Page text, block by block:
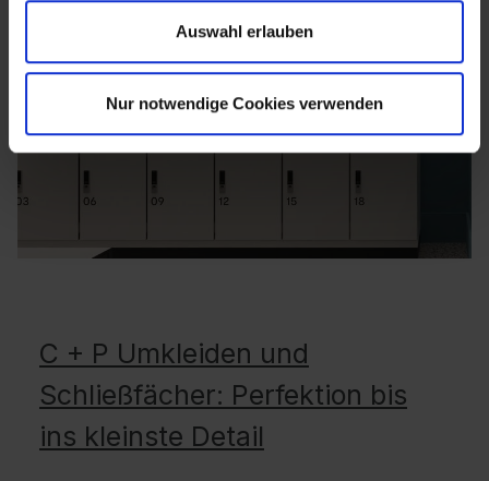
Auswahl erlauben
Nur notwendige Cookies verwenden
C + P Umkleiden und
Schließfächer: Perfektion bis
ins kleinste Detail